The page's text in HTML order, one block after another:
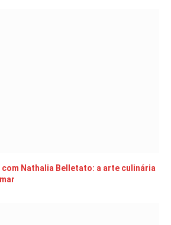
Nathalia Belletato: a arte culinária